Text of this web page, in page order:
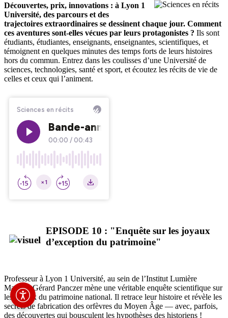
Découvertes, prix, innovations : à Lyon 1
Université, des parcours et des
trajectoires extraordinaires se dessinent chaque jour. Comment
ces aventures sont-elles vécues par leurs protagonistes ? Ils sont
étudiants, étudiantes, enseignants, enseignantes, scientifiques, et
témoignent en quelques minutes des temps forts de leurs histoires
hors du commun. Entrez dans les coulisses d’une Université de
sciences, technologies, santé et sport, et écoutez les récits de vie de
celles et ceux qui l’animent.
EPISODE 10 : "Enquête sur les joyaux
d’exception du patrimoine"
Professeur à Lyon 1 Université, au sein de l’Institut Lumière
Matière, Gérard Panczer mène une véritable enquête scientifique sur
les joyaux du patrimoine national. Il retrace leur histoire et révèle les
secrets de fabrication des orfèvres du Moyen Âge — avec, parfois,
des découvertes qui bousculent les hypothèses des historiens !